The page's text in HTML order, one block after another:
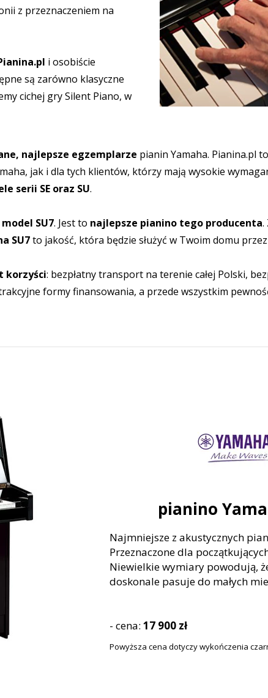
najlepsze egzemplarze pianin Yamaha. Pianina.pl
jak i dla tych klientów, którzy mają wysokie
serii SE oraz SU.
model SU7. Jest to najlepsze pianino tego producenta.
SU7to jakość, która będzie służyć w Twoim domu
korzyści: bezpłatny transport na terenie całej Polski,
formy finansowania, a przede wszystkim
z przeznaczeniem na
i osobiście
są zarówno klasyczne
cichej gry Silent Piano, w
Najmniejsze z akustycznych
Przeznaczone dla
Niewielkie wymiary powodują,
doskonale pasuje do małych
- cena: 17 900 zł
Powyższa cena dotyczy wykończenia
pianino